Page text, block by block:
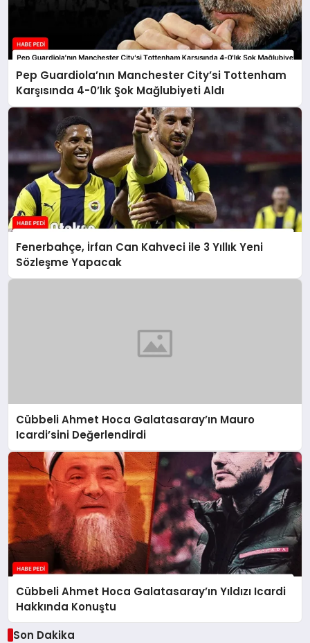
Pep Guardiola’nın Manchester City’si Tottenham
Karşısında 4-0’lık Şok Mağlubiyeti Aldı
Fenerbahçe, İrfan Can Kahveci ile 3 Yıllık Yeni
Sözleşme Yapacak
Cübbeli Ahmet Hoca Galatasaray’ın Mauro
Icardi’sini Değerlendirdi
Cübbeli Ahmet Hoca Galatasaray’ın Yıldızı Icardi
Hakkında Konuştu
Son Dakika